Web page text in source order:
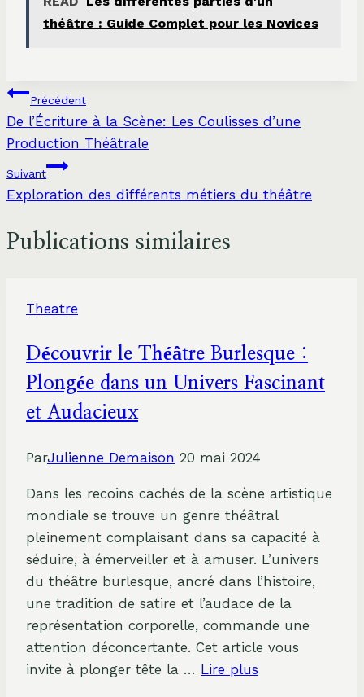
théâtre : Guide Complet pour les Novices
Navigation
de
l’article
Précédent
De l’Écriture à la Scène: Les Coulisses d’une
Production Théâtrale
Suivant
Exploration des différents métiers du théâtre
Publications similaires
Theatre
Découvrir le Théâtre Burlesque :
Plongée dans un Univers Fascinant
et Audacieux
ParJulienne Demaison 20 mai 2024
Dans les recoins cachés de la scène artistique
mondiale se trouve un genre théâtral
pleinement complaisant dans sa capacité à
séduire, à émerveiller et à amuser. L’univers
du théâtre burlesque, ancré dans l’histoire,
une tradition de satire et l’audace de la
représentation corporelle, commande une
attention déconcertante. Cet article vous
invite à plonger tête la … Lire plus